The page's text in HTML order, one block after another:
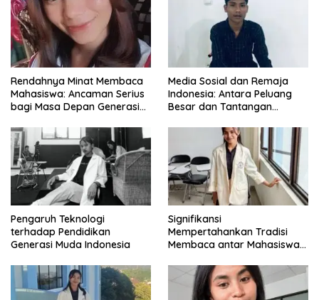
Rendahnya Minat Membaca
Mahasiswa: Ancaman Serius
bagi Masa Depan Generasi
Media Sosial dan Remaja
Indonesia: Antara Peluang
Besar dan Tantangan
Pengaruh Teknologi
terhadap Pendidikan
Generasi Muda Indonesia
Signifikansi
Mempertahankan Tradisi
Membaca antar Mahasiswa